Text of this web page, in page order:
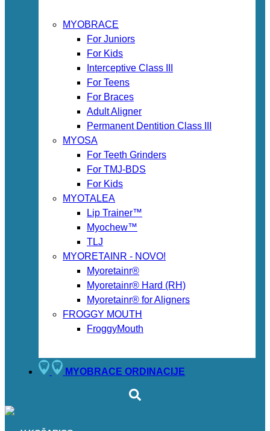
MYOBRACE
For Juniors
For Kids
Interceptive Class III
For Teens
For Braces
Adult Aligner
Permanent Dentition Class III
MYOSA
For Teeth Grinders
For TMJ-BDS
For Kids
MYOTALEA
Lip Trainer™
Myochew™
TLJ
MYORETAINR - NOVO!
Myoretainr®
Myoretainr® Hard (RH)
Myoretainr® for Aligners
FROGGY MOUTH
FroggyMouth
MYOBRACE ORDINACIJE